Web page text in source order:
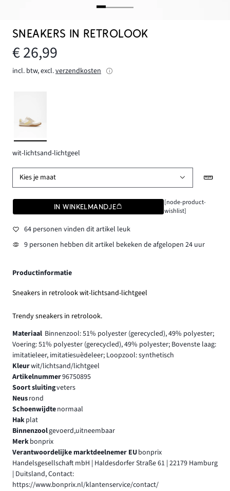
SNEAKERS IN RETROLOOK
€ 26,99
incl. btw, excl.verzendkosten
wit-lichtsand-lichtgeel
Kies je maat
IN WINKELMANDJE
[node-product-
wishlist]
64 personen vinden dit artikel leuk
9 personen hebben dit artikel bekeken de afgelopen 24 uur
Productinformatie
Sneakers in retrolook wit-lichtsand-lichtgeel
Trendy sneakers in retrolook.
Materiaal Binnenzool: 51% polyester (gerecycled), 49% polyester;
Voering: 51% polyester (gerecycled), 49% polyester; Bovenste laag:
imitatieleer, imitatiesuèdeleer; Loopzool: synthetisch
Kleurwit/lichtsand/lichtgeel
Artikelnummer96750895
Soort sluitingveters
Neusrond
Schoenwijdtenormaal
Hakplat
Binnenzoolgevoerd,uitneembaar
Merkbonprix
Verantwoordelijke marktdeelnemer EUbonprix
Handelsgesellschaft mbH | Haldesdorfer Straße 61 | 22179 Hamburg
| Duitsland, Contact:
https://www.bonprix.nl/klantenservice/contact/